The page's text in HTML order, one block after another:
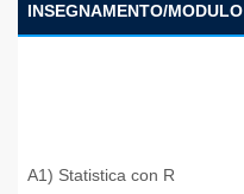
INSEGNAMENTO/MODULO
A1) Statistica con R